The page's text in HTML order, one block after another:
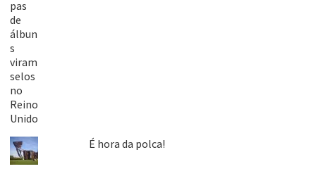
É hora da polca!